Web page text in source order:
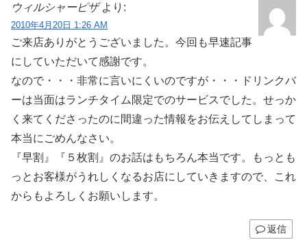
ウィルシャーピザ より:
2010年4月20日 1:26 AM
ご来店ありがとうございました。今回も早速記事
にしていただいて感謝です。
なので・・・非常に言いにくいのですが・・・ドリンクバ
ーは当面はランチタイム限定でのサービスでした。せっか
く来てくださったのに間違った情報をお伝えしてしまって
本当にごめんなさい。
『早割』『５枚割』のお話はもちろん本当です。もっとも
っとお客様がうれしくなるお店にしていきますので、これ
からもよろしくお願いします。
返信